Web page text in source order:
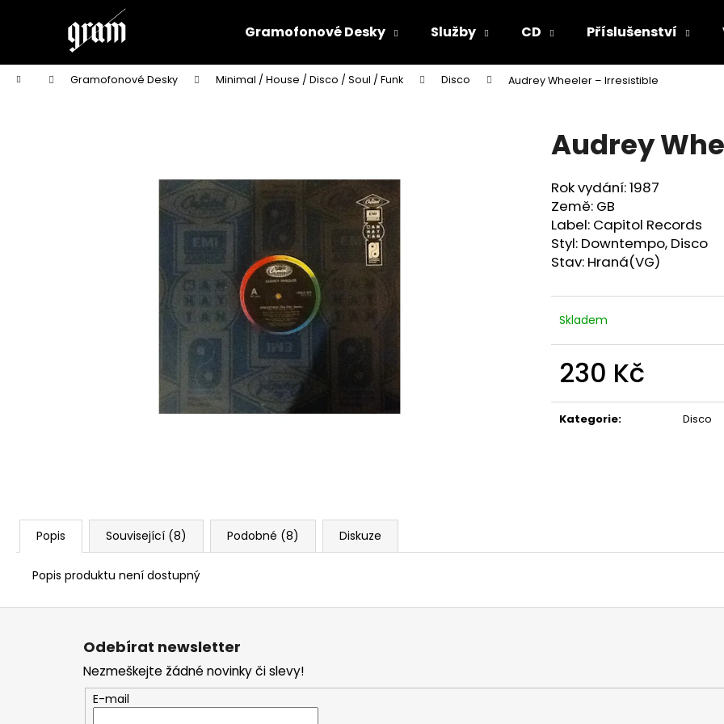
Gramofonové Desky Služby CD Příslušenství
Domů Gramofonové Desky Minimal / House / Disco / Soul / Funk Disco Audrey Wheeler ‎– Irresistible
Audrey
Rok vydání: 1987
Země: GB
Label: Capitol Records
Styl: Downtempo, Disco
Stav: Hraná(VG)
Skladem
230 Kč
cena:
Kategorie: Disco
Popis Související (8) Podobné (8) Diskuze
Popis produktu není dostupný
í
Zpět
do
obchodu
Zpět
do
obchodu
Co potřebujete najít?
HLEDAT
Z
Odebírat newsletter
Nezmeškejte žádné novinky či slevy!
E-mail